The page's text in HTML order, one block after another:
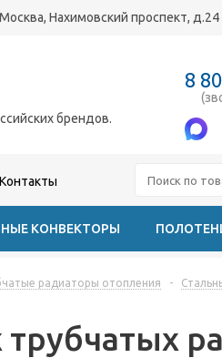
Москва, Нахимовский проспект,
брендов.
8
Контакты
КОНВЕКТОРЫ
радиаторы отопления -